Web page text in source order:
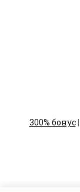
300% бонус|